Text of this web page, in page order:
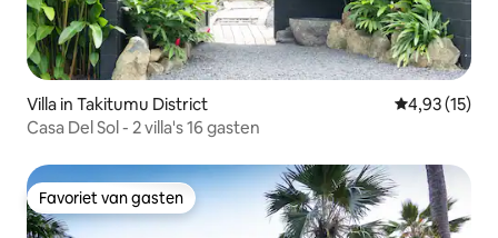
Villa in Takitumu District Gemiddelde
4,93 (15)
Casa Del Sol - 2 villa's 16 gasten
Favoriet van gasten
Favoriet van gasten